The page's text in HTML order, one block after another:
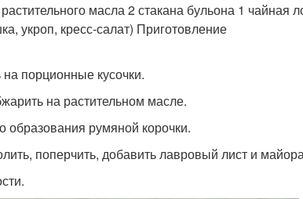
масла 2 стакана бульона 1 чайная
укроп, кресс-салат) Приготовление
на порционные кусочки.
на растительном масле.
образования румяной корочки.
поперчить, добавить лавровый лист и